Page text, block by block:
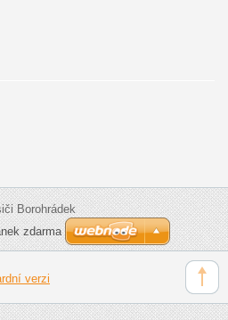
Borohrádek
zdarma
verzi